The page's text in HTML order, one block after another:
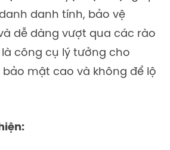
danh tính, bảo vệ
dễ dàng vượt qua các rào
công cụ lý tưởng cho
mật cao và không để lộ